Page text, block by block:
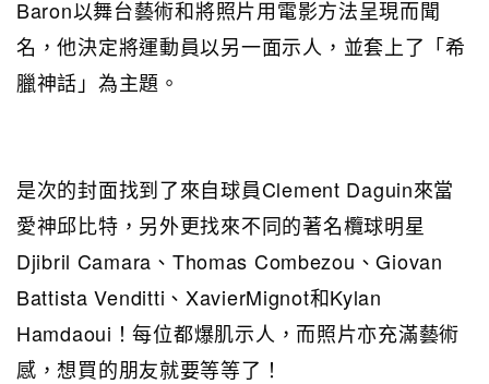
Baron以舞台藝術和將照片用電影方法呈現而聞
名，他決定將運動員以另一面示人，並套上了「希
臘神話」為主題。
是次的封面找到了來自球員Clement Daguin來當
愛神邱比特，另外更找來不同的著名欖球明星
Djibril Camara、Thomas Combezou、Giovan
Battista Venditti、XavierMignot和Kylan
Hamdaoui！每位都爆肌示人，而照片亦充滿藝術
感，想買的朋友就要等等了！